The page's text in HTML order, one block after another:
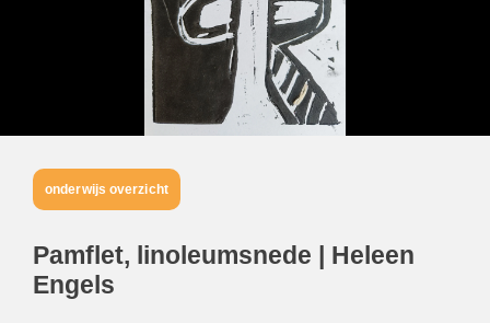
onderwijs overzicht
Pamflet, linoleumsnede | Heleen
Engels